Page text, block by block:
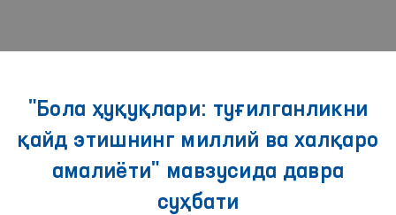
"Бола ҳуқуқлари: туғилганликни
қайд этишнинг миллий ва халқаро
амалиёти" мавзусида давра
суҳбати